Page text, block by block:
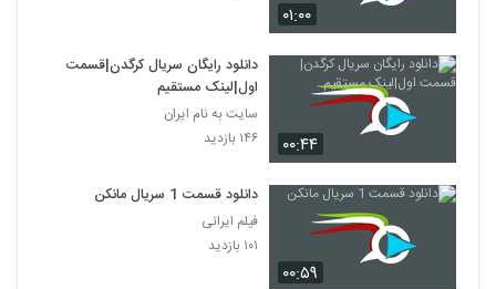
۰۱:۰۰
۰۰:۴۴
دانلود رایگان سریال کرگدن|قسمت
اول|لینک مستقیم
سایت به نام ایران
۱۴۶ بازدید
۰۰:۵۹
دانلود قسمت 1 سریال مانکن
فیلم ایرانی
۱۰۱ بازدید